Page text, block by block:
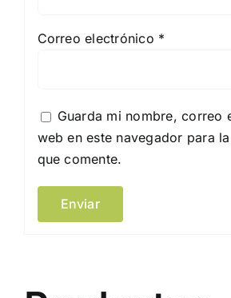
Correo electrónico *
Guarda mi nombre, correo
web en este navegador para
que comente.